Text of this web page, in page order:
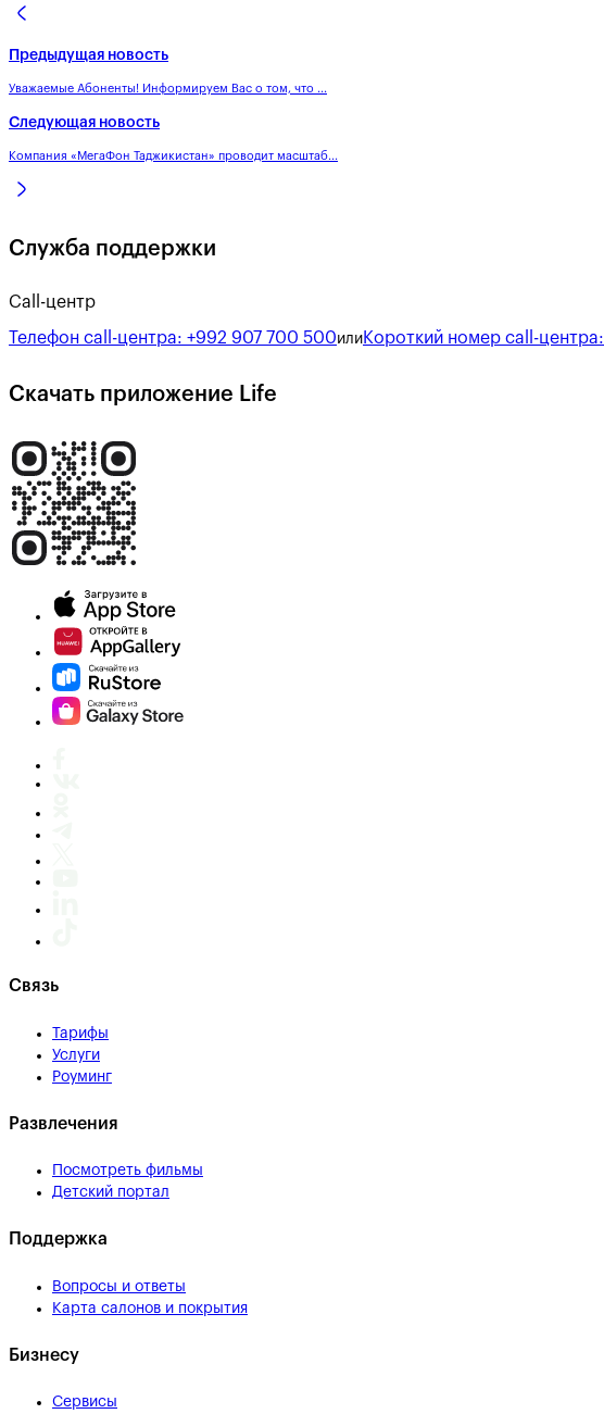
Предыдущая новость
Уважаемые Абоненты! Информируем Вас о том, что ...
Следующая новость
Компания «МегаФон Таджикистан» проводит масштаб...
Служба поддержки
Call-центр
Телефон call-центра: +992 907 700 500или Короткий номер call-центра:
Скачать приложение Life
Связь
Тарифы
Услуги
Роуминг
Развлечения
Посмотреть фильмы
Детский портал
Поддержка
Вопросы и ответы
Карта салонов и покрытия
Бизнесу
Сервисы